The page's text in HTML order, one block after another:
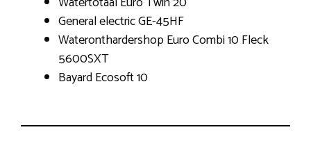
General electric GE-45HF
Wateronthardershop Euro Combi 10 Fleck
5600SXT
Bayard Ecosoft 10